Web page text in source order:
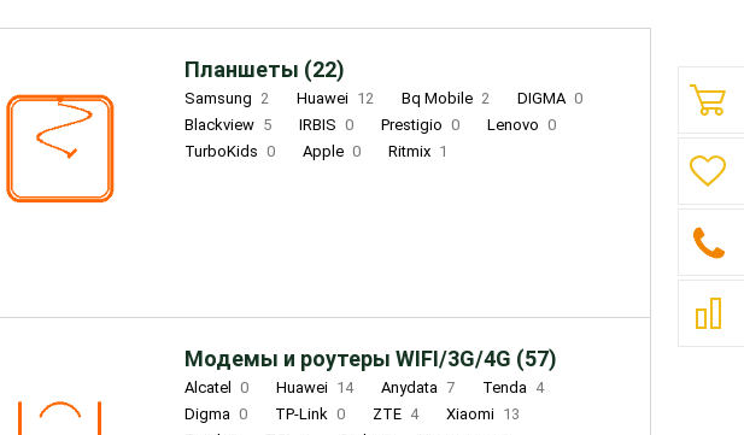
Планшеты (22)
Samsung 2 Huawei 12 Bq Mobile 2 DIGMA 0
Blackview 5 IRBIS 0 Prestigio 0 Lenovo 0
TurboKids 0 Apple 0 Ritmix 1
Модемы и роутеры WIFI/3G/4G (57)
Alcatel 0 Huawei 14 Anydata 7 Tenda 4
Digma 0 TP-Link 0 ZTE 4 Xiaomi 13